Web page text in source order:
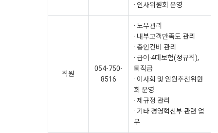
· 인사위원회 운영
직원
054-750-
8516
· 노무관리
· 내부고객만족도 관리
· 총인건비 관리
· 급여·4대보험(정규직),
퇴직금
· 이사회 및 임원추천위원
회 운영
· 제규정 관리
· 기타 경영혁신부 관련 업
무